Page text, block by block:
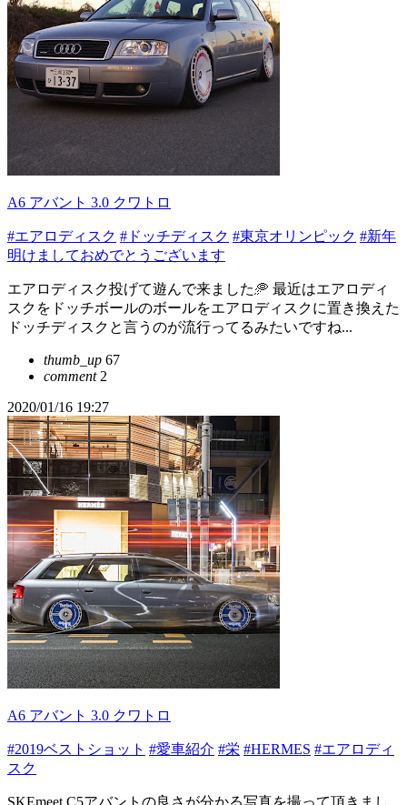
A6 アバント 3.0 クワトロ
#エアロディスク #ドッチディスク #東京オリンピック #新年
明けましておめでとうございます
エアロディスク投げて遊んで来ました🥏 最近はエアロディ
スクをドッチボールのボールをエアロディスクに置き換えた
ドッチディスクと言うのが流行ってるみたいですね...
thumb_up 67
comment2
2020/01/16 19:27
A6 アバント 3.0 クワトロ
#2019ベストショット #愛車紹介 #栄 #HERMES #エアロディ
スク
SKEmeet C5アバントの良さが分かる写真を撮って頂きまし